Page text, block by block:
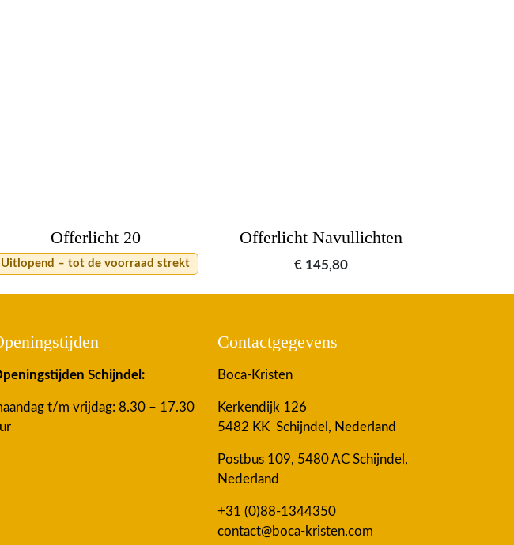
Offerlicht 20
Uitlopend – tot de voorraad strekt
Offerlicht Navullichten
€145,80
Schijndel:
t/m vrijdag: 8.30 – 17.30
Contactgegevens
Boca-Kristen
Kerkendijk 126
5482 KK Schijndel, Nederland
Postbus 109, 5480 AC Schijndel,
Nederland
+31 (0)88-1344350
contact@boca-kristen.com